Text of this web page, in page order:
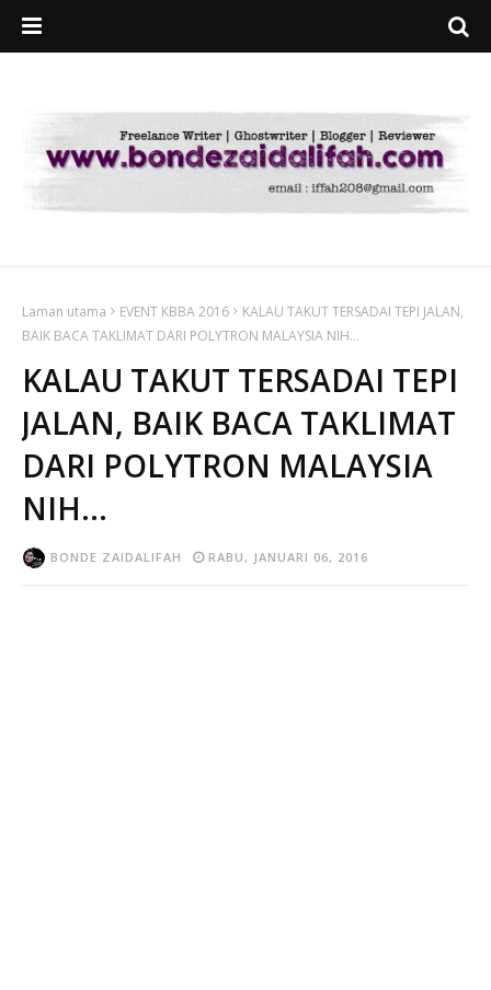
Laman utama EVENT KBBA 2016
KALAU TAKUT TERSADAI TEPI JALAN,
BAIK BACA TAKLIMAT DARI POLYTRON MALAYSIA NIH...
KALAU TAKUT TERSADAI TEPI
JALAN, BAIK BACA TAKLIMAT
DARI POLYTRON MALAYSIA
NIH...
BONDE ZAIDALIFAH RABU, JANUARI 06, 2016